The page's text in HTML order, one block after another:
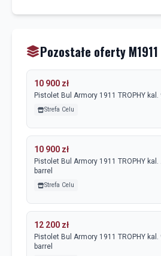
Pozostałe oferty
10 900 zł
Pistolet Bul Armory 1911 TROPHY
Strefa Celu
10 900 zł
Pistolet Bul Armory 1911 TROPHY kal.
barrel
Strefa Celu
12 200 zł
Pistolet Bul Armory 1911 TROPHY
barrel